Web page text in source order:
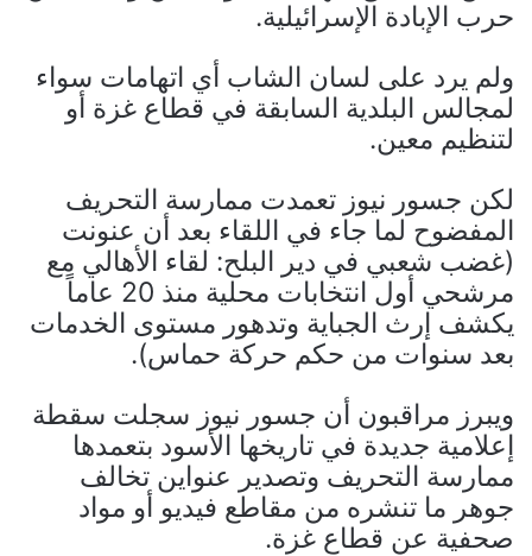
حرب الإبادة الإسرائيلية.
ولم يرد على لسان الشاب أي اتهامات سواء
لمجالس البلدية السابقة في قطاع غزة أو
لتنظيم معين.
لكن جسور نيوز تعمدت ممارسة التحريف
المفضوح لما جاء في اللقاء بعد أن عنونت
(غضب شعبي في دير البلح: لقاء الأهالي مع
مرشحي أول انتخابات محلية منذ 20 عاماً
يكشف إرث الجباية وتدهور مستوى الخدمات
بعد سنوات من حكم حركة حماس).
ويبرز مراقبون أن جسور نيوز سجلت سقطة
إعلامية جديدة في تاريخها الأسود بتعمدها
ممارسة التحريف وتصدير عنواين تخالف
جوهر ما تنشره من مقاطع فيديو أو مواد
صحفية عن قطاع غزة.